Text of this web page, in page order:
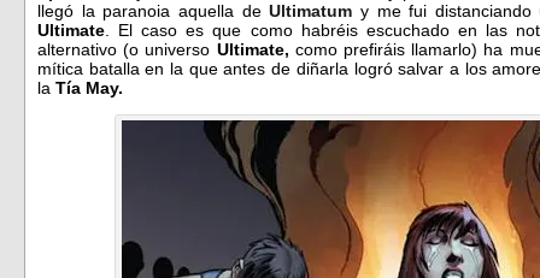
llegó la paranoia aquella deUltimatum y me fui
Ultimate . El caso es que como habréis escuchado en las
alternativo (o universo Ultimate, como prefiráis llamarlo) ha
mítica batalla en la que antes de diñarla logró salvar a los
la Tía May.